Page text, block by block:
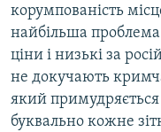
корумпованість
найбільша
ціни і низькі за
не докучають
який
буквально кожне